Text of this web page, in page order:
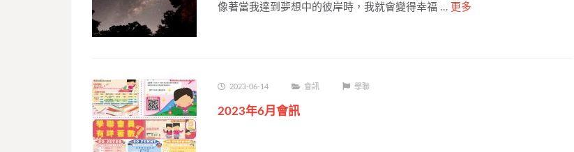
像著當我達到夢想中的彼岸時，我就會變得幸福 … 更多
2023-06-14 會訊 學聯
2023年6月會訊